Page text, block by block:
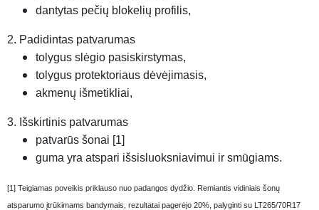
dantytas pečių blokelių profilis,
2. Padidintas patvarumas
tolygus slėgio pasiskirstymas,
tolygus protektoriaus dėvėjimasis,
akmenų išmetikliai,
3. Išskirtinis patvarumas
patvarūs šonai [1]
guma yra atspari išsisluoksniavimui ir smūgiams.
[1] Teigiamas poveikis priklauso nuo padangos dydžio. Remiantis vidiniais šonų
atsparumo įtrūkimams bandymais, rezultatai pagerėjo 20%, palyginti su LT265/70R17